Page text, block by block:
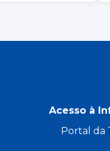
Acesso à
Portal da